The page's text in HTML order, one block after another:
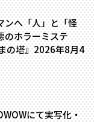
へ――「人」と「怪
のホラーミステ
の塔』2026年8月4
にて実写化・